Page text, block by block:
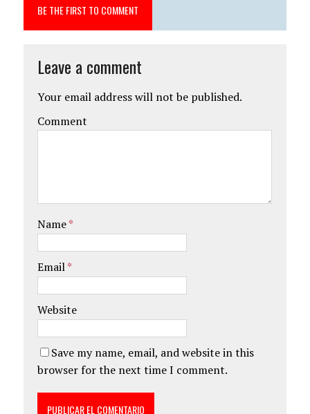
BE THE FIRST TO COMMENT
Leave a comment
Your email address will not be published.
Comment
Name*
Email*
Website
Save my name, email, and website in this
browser for the next time I comment.